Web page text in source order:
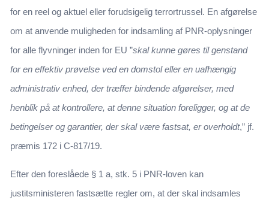
for en reel og aktuel eller forudsigelig terrortrussel. En afgørelse
om at anvende muligheden for indsamling af PNR-oplysninger
for alle flyvninger inden for EU ”skal kunne gøres til genstand
for en effektiv prøvelse ved en domstol eller en uafhængig
administrativ enhed, der træffer bindende afgørelser, med
henblik på at kontrollere, at denne situation foreligger, og at de
betingelser og garantier, der skal være fastsat, er overholdt,” jf.
præmis 172 i C-817/19.
Efter den foreslåede § 1 a, stk. 5 i PNR-loven kan
justitsministeren fastsætte regler om, at der skal indsamles